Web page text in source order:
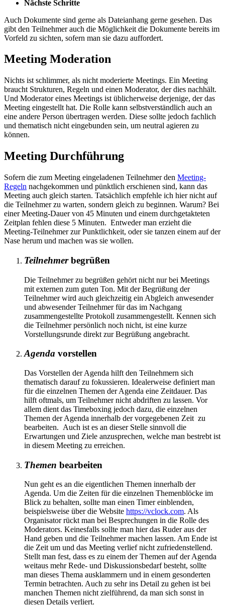
Nächste Schritte
Auch Dokumente sind gerne als Dateianhang gerne gesehen. Das
gibt den Teilnehmer auch die Möglichkeit die Dokumente bereits im
Vorfeld zu sichten, sofern man sie dazu auffordert.
Meeting Moderation
Nichts ist schlimmer, als nicht moderierte Meetings. Ein Meeting
braucht Strukturen, Regeln und einen Moderator, der dies nachhält.
Und Moderator eines Meetings ist üblicherweise derjenige, der das
Meeting eingestellt hat. Die Rolle kann selbstverständlich auch an
eine andere Person übertragen werden. Diese sollte jedoch fachlich
und thematisch nicht eingebunden sein, um neutral agieren zu
können.
Meeting Durchführung
Sofern die zum Meeting eingeladenen Teilnehmer den Meeting-
Regeln nachgekommen und pünktlich erschienen sind, kann das
Meeting auch gleich starten. Tatsächlich empfehle ich hier nicht auf
die Teilnehmer zu warten, sondern gleich zu beginnen. Warum? Bei
einer Meeting-Dauer von 45 Minuten und einem durchgetakteten
Zeitplan fehlen diese 5 Minuten. Entweder man erzieht die
Meeting-Teilnehmer zur Punktlichkeit, oder sie tanzen einem auf der
Nase herum und machen was sie wollen.
Teilnehmerbegrüßen
Die Teilnehmer zu begrüßen gehört nicht nur bei Meetings
mit externen zum guten Ton. Mit der Begrüßung der
Teilnehmer wird auch gleichzeitig ein Abgleich anwesender
und abwesender Teilnehmer für das im Nachgang
zusammengestellte Protokoll zusammengestellt. Kennen sich
die Teilnehmer persönlich noch nicht, ist eine kurze
Vorstellungsrunde direkt zur Begrüßung angebracht.
Agenda vorstellen
Das Vorstellen der Agenda hilft den Teilnehmern sich
thematisch darauf zu fokussieren. Idealerweise definiert man
für die einzelnen Themen der Agenda eine Zeitdauer. Das
hilft oftmals, um Teilnehmer nicht abdriften zu lassen. Vor
allem dient das Timeboxing jedoch dazu, die einzelnen
Themen der Agenda innerhalb der vorgegebenen Zeit zu
bearbeiten. Auch ist es an dieser Stelle sinnvoll die
Erwartungen und Ziele anzusprechen, welche man bestrebt ist
in diesem Meeting zu erreichen.
Themen bearbeiten
Nun geht es an die eigentlichen Themen innerhalb der
Agenda. Um die Zeiten für die einzelnen Themenblöcke im
Blick zu behalten, sollte man einen Timer einblenden,
beispielsweise über die Website https://vclock.com. Als
Organisator rückt man bei Besprechungen in die Rolle des
Moderators. Keinesfalls sollte man hier das Ruder aus der
Hand geben und die Teilnehmer machen lassen. Am Ende ist
die Zeit um und das Meeting verlief nicht zufriedenstellend.
Stellt man fest, dass es zu einem der Themen auf der Agenda
weitaus mehr Rede- und Diskussionsbedarf besteht, sollte
man dieses Thema ausklammern und in einem gesonderten
Termin betrachten. Auch zu sehr ins Detail zu gehen ist bei
manchen Themen nicht zielführend, da man sich sonst in
diesen Details verliert.